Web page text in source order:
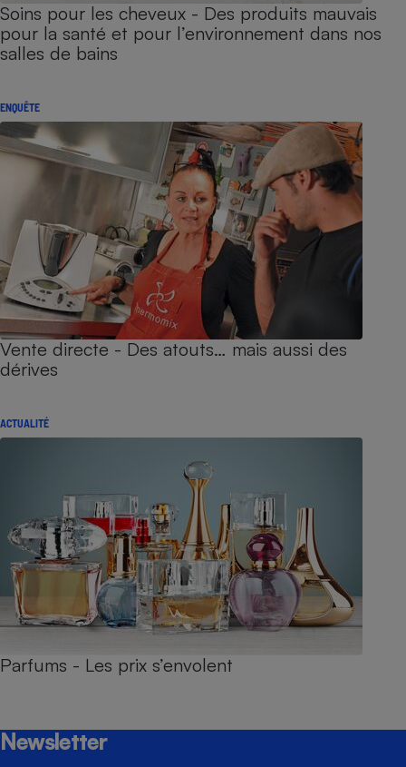
Soins pour les cheveux - Des produits mauvais
pour la santé et pour l’environnement dans nos
salles de bains
ENQUÊTE
Vente directe - Des atouts… mais aussi des
dérives
ACTUALITÉ
Parfums - Les prix s’envolent
Newsletter